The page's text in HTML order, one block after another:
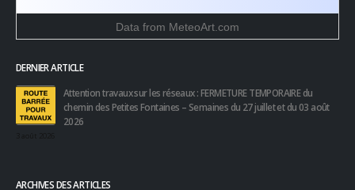
Data from MeteoArt.com
DERNIER ARTICLE
Attention travaux sur les réseaux : FERMETURE TEMPORAIRE du
chemin des Petites Fontaines – Semaines du 27 juillet et du 03 août
2026
ARCHIVES DES ARTICLES